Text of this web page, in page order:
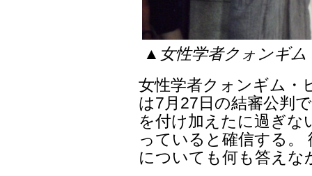
▲女性学者クォンギ
女性学者クォンギム・
は7月27日の結審公判で
を付け加えたに過ぎな
っていると確信する。
についても何も答えな